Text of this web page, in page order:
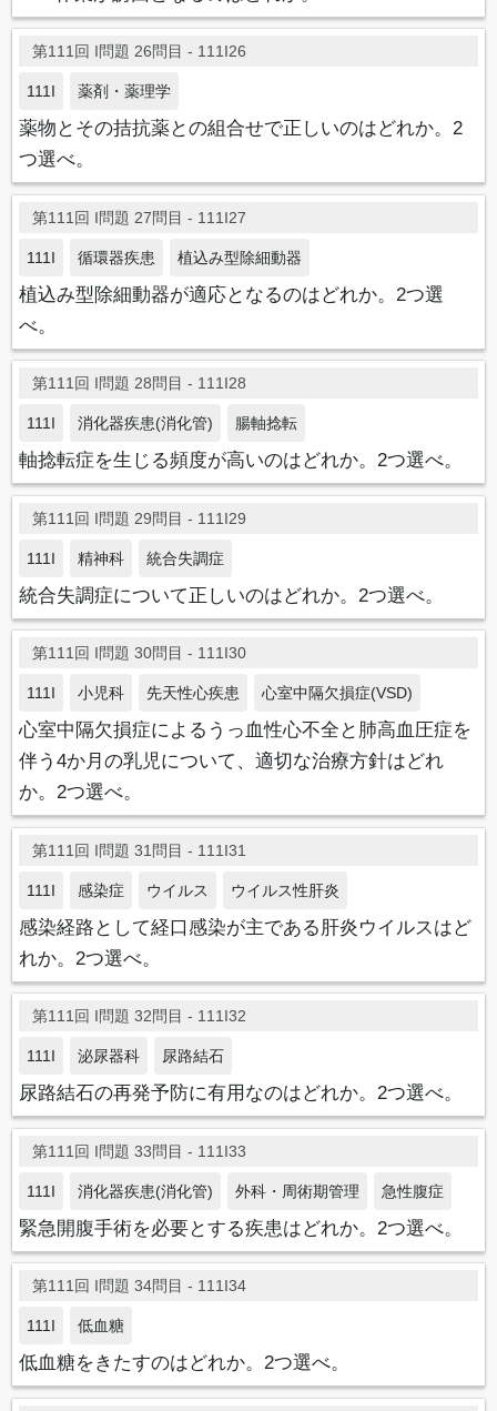
第111回 I問題 26問目 - 111I26
111I 薬剤・薬理学
薬物とその拮抗薬との組合せで正しいのはどれか。2
つ選べ。
第111回 I問題 27問目 - 111I27
111I 循環器疾患 植込み型除細動器
植込み型除細動器が適応となるのはどれか。2つ選
べ。
第111回 I問題 28問目 - 111I28
111I 消化器疾患(消化管) 腸軸捻転
軸捻転症を生じる頻度が高いのはどれか。2つ選べ。
第111回 I問題 29問目 - 111I29
111I 精神科 統合失調症
統合失調症について正しいのはどれか。2つ選べ。
第111回 I問題 30問目 - 111I30
111I 小児科 先天性心疾患 心室中隔欠損症(VSD)
心室中隔欠損症によるうっ血性心不全と肺高血圧症を
伴う4か月の乳児について、適切な治療方針はどれ
か。2つ選べ。
第111回 I問題 31問目 - 111I31
111I 感染症 ウイルス ウイルス性肝炎
感染経路として経口感染が主である肝炎ウイルスはど
れか。2つ選べ。
第111回 I問題 32問目 - 111I32
111I 泌尿器科 尿路結石
尿路結石の再発予防に有用なのはどれか。2つ選べ。
第111回 I問題 33問目 - 111I33
111I 消化器疾患(消化管) 外科・周術期管理 急性腹症
緊急開腹手術を必要とする疾患はどれか。2つ選べ。
第111回 I問題 34問目 - 111I34
111I 低血糖
低血糖をきたすのはどれか。2つ選べ。